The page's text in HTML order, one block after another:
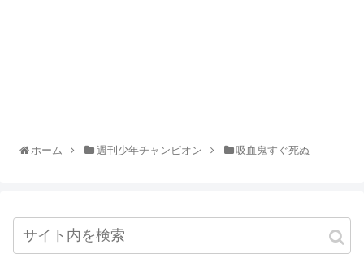
ホーム 週刊少年チャンピオン 吸血鬼すぐ死ぬ